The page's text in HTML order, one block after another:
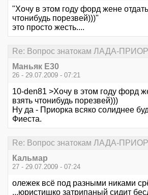
"Хочу в этом году форд жене
чтонибудь порезвей)))"
это просто жесть....
Re: Вопрос знатокам ЛАДА-
Маньяк E30
26 - 29.07.2009 - 07:21
10-den81 >Хочу в этом году форд
взять чтонибудь порезвей)))
Ну да - Приорка всяко солиднее
Фиеста.
Re: Вопрос знатокам ЛАДА-
Кальмар
27 - 29.07.2009 - 07:24
олежек всё под разными никами
...юристишко затрипаный сидит